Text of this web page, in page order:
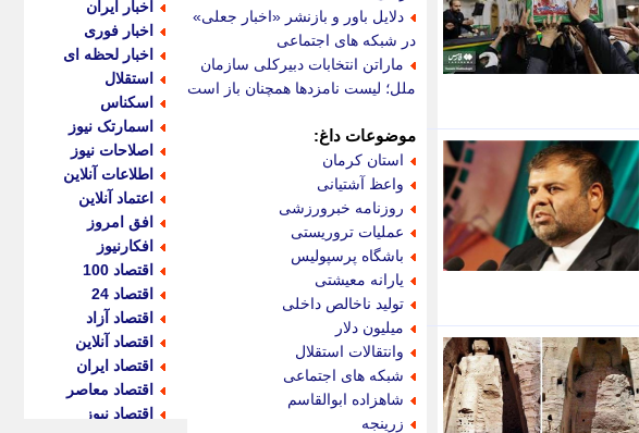
دلایل باور و بازنشر «اخبار جعلی»
در شبکه های اجتماعی
ماراتن انتخابات دبیرکلی سازمان
ملل؛ لیست نامزدها همچنان باز است
موضوعات داغ:
استان کرمان
واعظ آشتیانی
روزنامه خبرورزشی
عملیات تروریستی
باشگاه پرسپولیس
یارانه معیشتی
تولید ناخالص داخلی
میلیون دلار
وانتقالات استقلال
شبکه های اجتماعی
شاهزاده ابوالقاسم
زرینجه
اخبار ایران
اخبار فوری
اخبار لحظه ای
استقلال
اسکناس
اسمارتک نیوز
اصلاحات نیوز
اطلاعات آنلاین
اعتماد آنلاین
افق امروز
افکارنیوز
اقتصاد 100
اقتصاد 24
اقتصاد آزاد
اقتصاد آنلاین
اقتصاد ایران
اقتصاد معاصر
اقتصاد نیوز